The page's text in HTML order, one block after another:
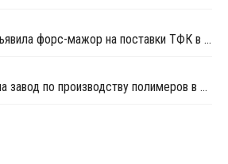
Indorama Ventures объявила форс-мажор на поставки ТФК в Роттердаме
DSM модернизировала завод по производству полимеров в Индиане